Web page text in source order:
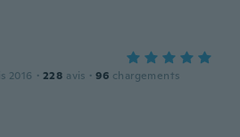
2016 · 228 avis · 96 chargements